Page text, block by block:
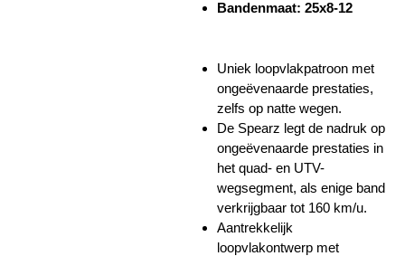
Bandenmaat: 25x8-12
Uniek loopvlakpatroon met
ongeëvenaarde prestaties,
zelfs op natte wegen.
De Spearz legt de nadruk op
ongeëvenaarde prestaties in
het quad- en UTV-
wegsegment, als enige band
verkrijgbaar tot 160 km/u.
Aantrekkelijk
loopvlakontwerp met